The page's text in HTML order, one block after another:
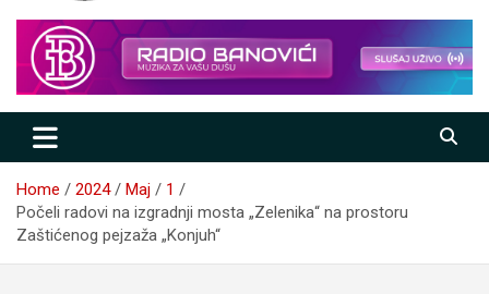
Centar za kulturu i informisanje
Banovići
Home 2024 Maj
1
Počeli radovi na izgradnji mosta „Zelenika“ na prostoru
Zaštićenog pejzaža „Konjuh“